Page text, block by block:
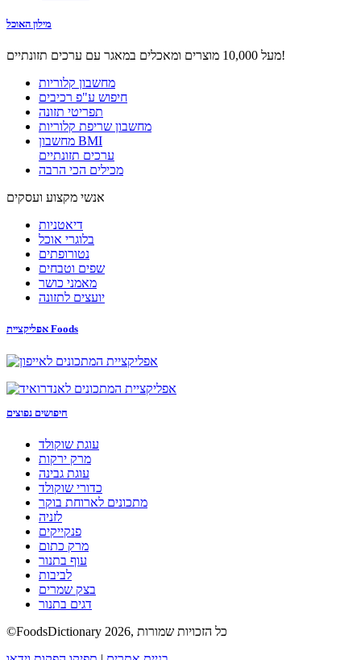
מילון האוכל
מעל 10,000 מוצרים ומאכלים במאגר עם ערכים תזונתיים!
מחשבון קלוריות
חיפוש ע"פ רכיבים
תפריטי תזונה
מחשבון שריפת קלוריות
מחשבון BMI
ערכים תזונתיים
מכילים הכי הרבה
אנשי מקצוע ועסקים
דיאטניות
בלוגרי אוכל
נטורופתים
שפים וטבחים
מאמני כושר
יועצים לתזונה
אפליקציית Foods
חיפושים נפוצים
עוגת שוקולד
מרק ירקות
עוגת גבינה
כדורי שוקולד
מתכונים לארוחת בוקר
לזניה
פנקייקים
מרק כתום
עוף בתנור
לביבות
בצק שמרים
דגים בתנור
©FoodsDictionary 2026, כל הזכויות שמורות